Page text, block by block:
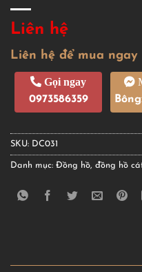
Liên hệ
Liên hệ để mua ngay
Gọi ngay
0973586359
SKU: DC031
Danh mục: Đồng hồ, đồng hồ